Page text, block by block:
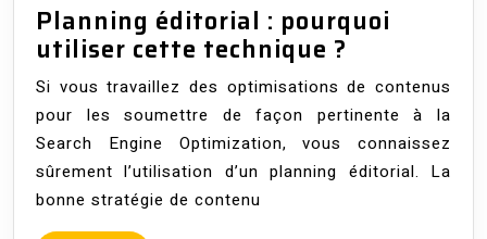
Planning éditorial : pourquoi
utiliser cette technique ?Planning
éditorial
:
pourquoi
utiliser
cette
Si vous travaillez des optimisations de contenus
pour les soumettre de façon pertinente à la
Search Engine Optimization, vous connaissez
sûrement l’utilisation d’un planning éditorial. La
bonne stratégie de contenu